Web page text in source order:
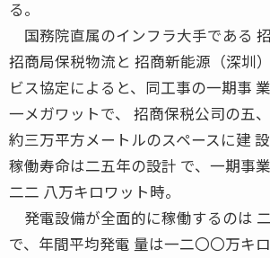
る。
国務院直属のインフラ大手である
招商局保税物流と 招商新能源（深圳
ビス協定によると、同工事の一期事
一メガワットで、 招商保税公司の五
約三万平方メートルのスペースに建 設
稼働寿命は二五年の設計 で、一期事
二二 八万キロワット時。
発電設備が全面的に稼働するのは
で、年間平均発電 量は一二〇〇万キ